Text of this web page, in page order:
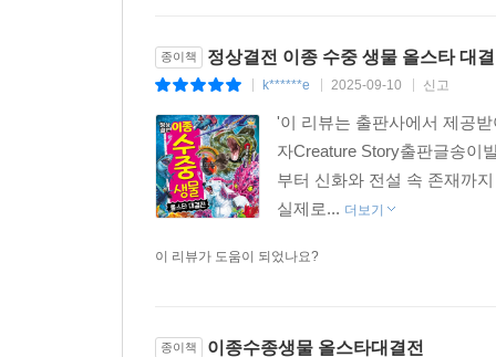
종이책 정상결전 이종 수중 생물 올스타 대
k******e 2025-09-10 신고
'이 리뷰는 출판사에서 제공
자Creature Story출판글송이
부터 신화와 전설 속 존재까
실제로... 더보기
이 리뷰가 도움이 되었나요?
종이책 이종수종생물 올스타대결전